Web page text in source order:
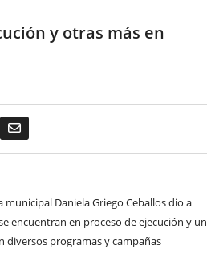
y otras más en
LinkedIn
Daniela Griego Ceballos dio a
encuentran en proceso de ejecución y un
diversos programas y campañas